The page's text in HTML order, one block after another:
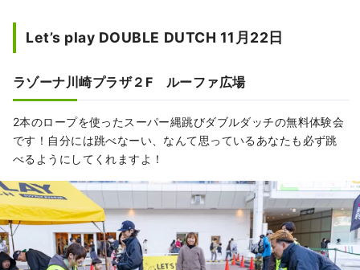
Let’s play DOUBLE DUTCH 11月22日
ラゾーナ川崎プラザ２F ルーファ広場
2本のロープを使ったスーパー縄跳びダブルダッチの無料体験会
です！自分には跳べなーい、なんて思っているあなたも必ず跳
べるようにしてくれますよ！